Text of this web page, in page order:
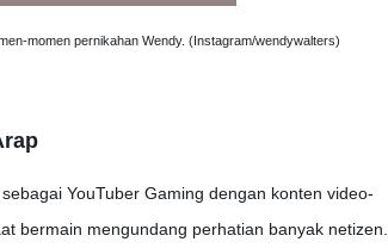
momen pernikahan Wendy. (Instagram/wendywalters)
YouTuber Gaming dengan konten video-
bermain mengundang perhatian banyak netizen.